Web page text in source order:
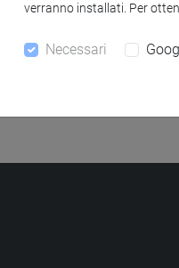
verranno installati. Per
Necessari